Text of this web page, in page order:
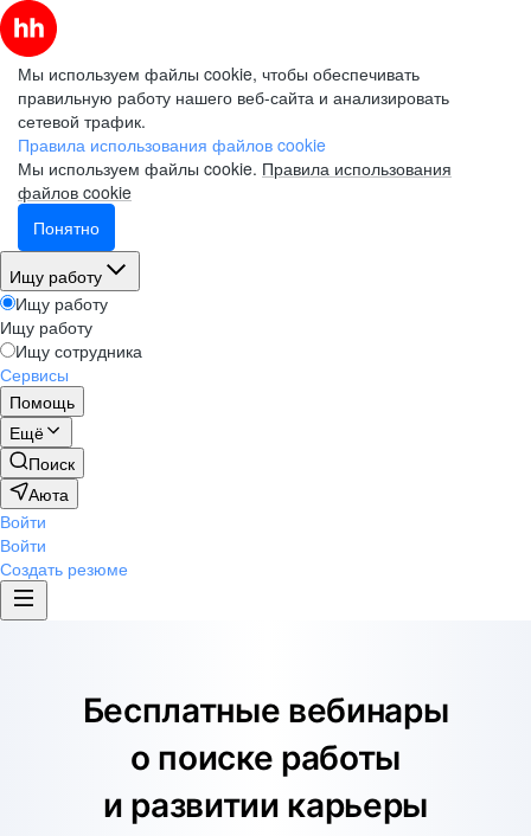
Мы используем файлы cookie, чтобы обеспечивать
правильную работу нашего веб-сайта и анализировать
сетевой трафик.
Правила использования файлов cookie
Мы используем файлы cookie. Правила использования
файлов cookie
Понятно
Ищу работу
Ищу работу
Ищу работу
Ищу сотрудника
Сервисы
Помощь
Ещё
Поиск
Аюта
Войти
Войти
Создать резюме
Бесплатные вебинары
о поиске работы
и развитии карьеры